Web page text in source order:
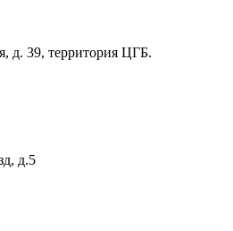
д. 39, территория ЦГБ.
д.5